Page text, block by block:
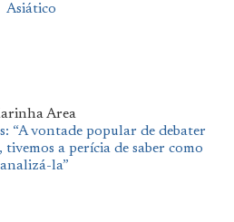
Asiático
Area
“A vontade popular de debater
a perícia de saber como
la”